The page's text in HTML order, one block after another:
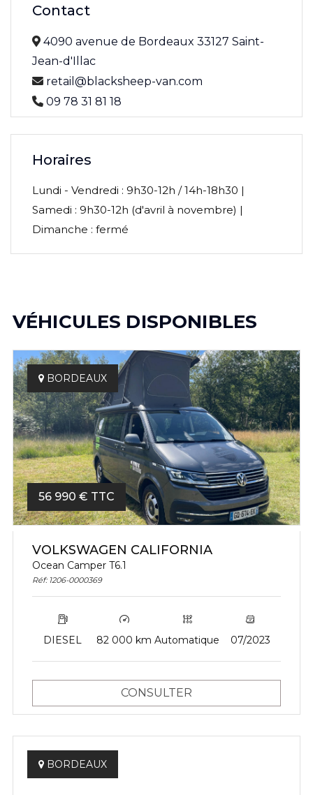
Contact
4090 avenue de Bordeaux 33127 Saint-
Jean-d'Illac
retail@blacksheep-van.com
09 78 31 81 18
Horaires
Lundi - Vendredi : 9h30-12h / 14h-18h30 |
Samedi : 9h30-12h (d'avril à novembre) |
Dimanche : fermé
VÉHICULES DISPONIBLES
BORDEAUX
56 990 € TTC
VOLKSWAGEN CALIFORNIA
Ocean Camper T6.1
Réf: 1206-0000369
DIESEL 82 000 km Automatique 07/2023
CONSULTER
BORDEAUX